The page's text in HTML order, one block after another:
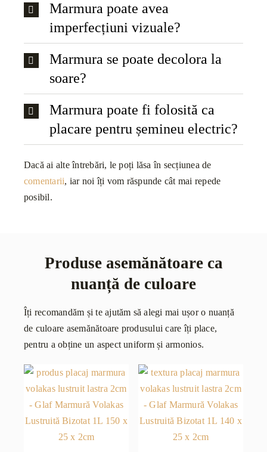
Marmura poate avea
imperfecțiuni vizuale?
Marmura se poate decolora la
soare?
Marmura poate fi folosită ca
placare pentru șemineu electric?
Dacă ai alte întrebări, le poți lăsa în secțiunea de
comentarii, iar noi îți vom răspunde cât mai repede
posibil.
Produse asemănătoare ca
nuanță de culoare
Îți recomandăm și te ajutăm să alegi mai ușor o nuanță
de culoare asemănătoare produsului care îți place,
pentru a obține un aspect uniform și armonios.